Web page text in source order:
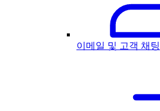
이메일 및 고객 채팅